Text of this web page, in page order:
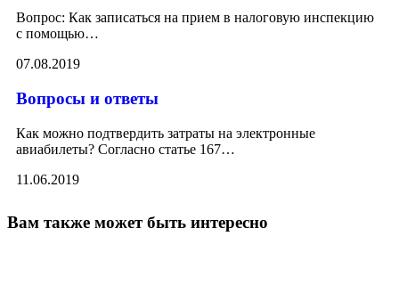
Вопрос: Как записаться на прием в налоговую инспекцию
с помощью…
07.08.2019
Вопросы и ответы
Как можно подтвердить затраты на электронные
авиабилеты? Согласно статье 167…
11.06.2019
Вам также может быть интересно